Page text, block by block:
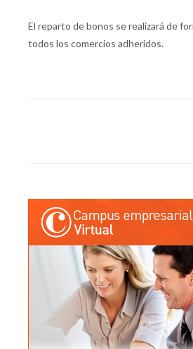
El reparto de bonos se realizará de
todos los comercios adheridos.